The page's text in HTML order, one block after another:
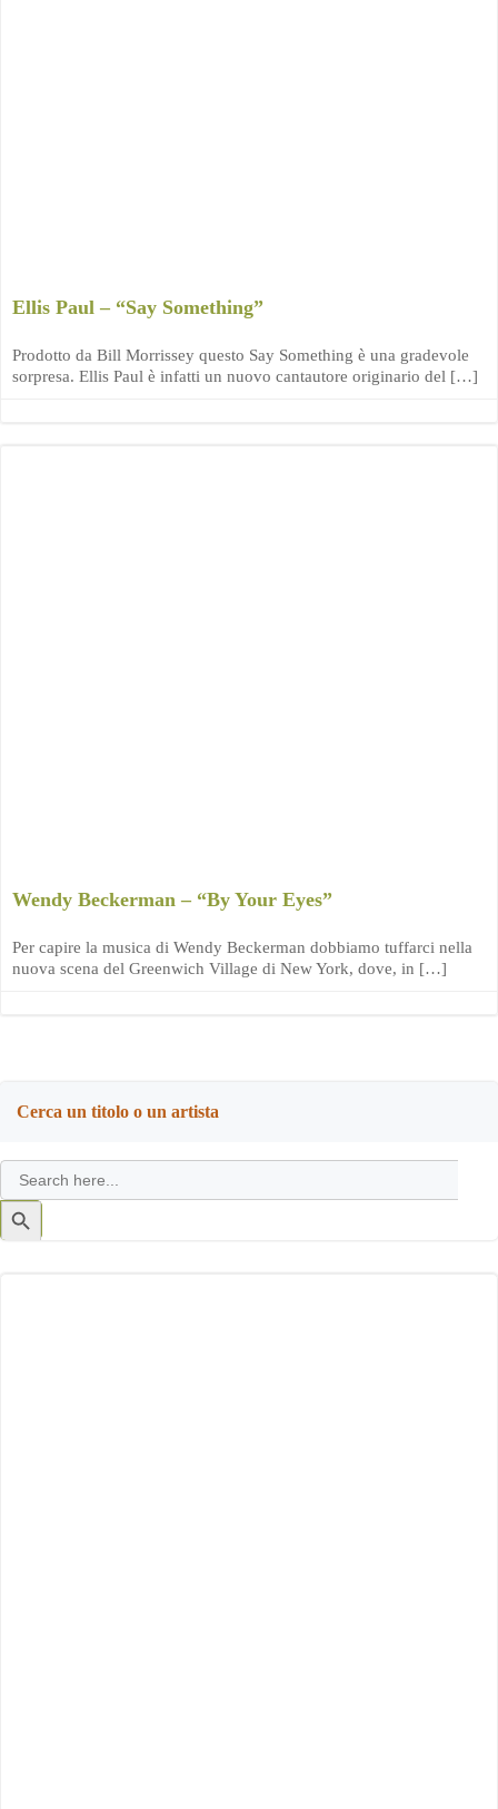
Ellis Paul – “Say Something”
Prodotto da Bill Morrissey questo Say Something è una gradevole
sorpresa. Ellis Paul è infatti un nuovo cantautore originario del […]
Wendy Beckerman – “By Your Eyes”
Per capire la musica di Wendy Beckerman dobbiamo tuffarci nella
nuova scena del Greenwich Village di New York, dove, in […]
Cerca un titolo o un artista
Search
for:
Search
Button